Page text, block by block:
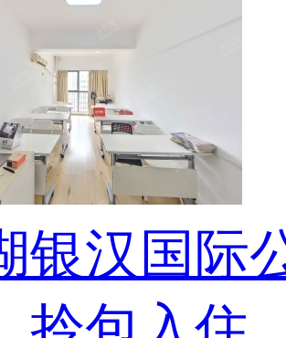
银汉国际